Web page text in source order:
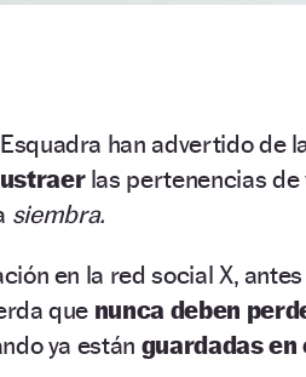
han advertido de
las pertenencias de
siembra.
en la red social X,
que nunca deben
ya están guardadas en